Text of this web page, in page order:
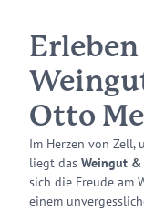
Erleben
Otto
Im Herzen von Zell,
liegt das Weingut &
sich die Freude am
einem